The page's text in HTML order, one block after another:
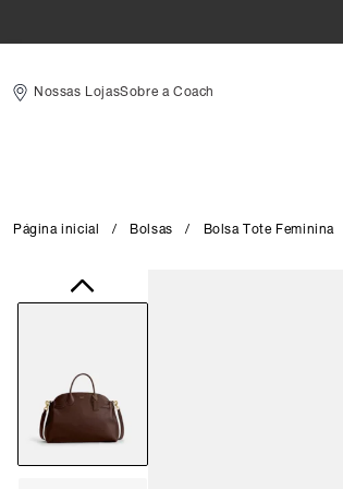
Nossas LojasSobre a Coach
Página inicial / Bolsas / Bolsa Tote Feminina